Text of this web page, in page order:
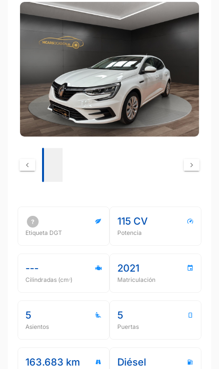
Etiqueta DGT
115 CV
Potencia
---
Cilindradas (cmᵌ)
2021
Matriculación
5
Asientos
5
Puertas
163.683 km Diésel